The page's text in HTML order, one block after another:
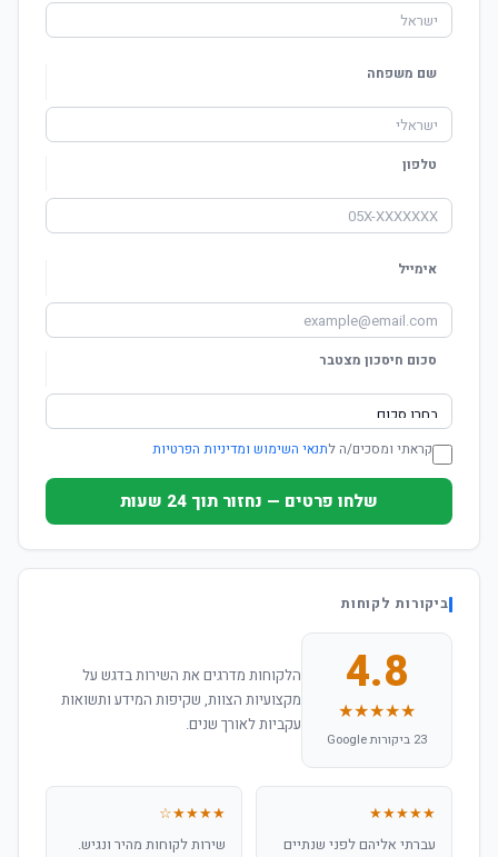
שם משפחה
טלפון
אימייל
סכום חיסכון מצטבר
קראתי ומסכים/ה לתנאי השימוש ומדיניות הפרטיות
שלחו פרטים — נחזור תוך 24 שעות
ביקורות לקוחות
4.8
★★★★★
23 ביקורות Google
הלקוחות מדרגים את השירות בדגש על
מקצועיות הצוות, שקיפות המידע ותשואות
עקביות לאורך שנים.
★★★★★
עברתי אליהם לפני שנתיים
★★★★☆
שירות לקוחות מהיר ונגיש.